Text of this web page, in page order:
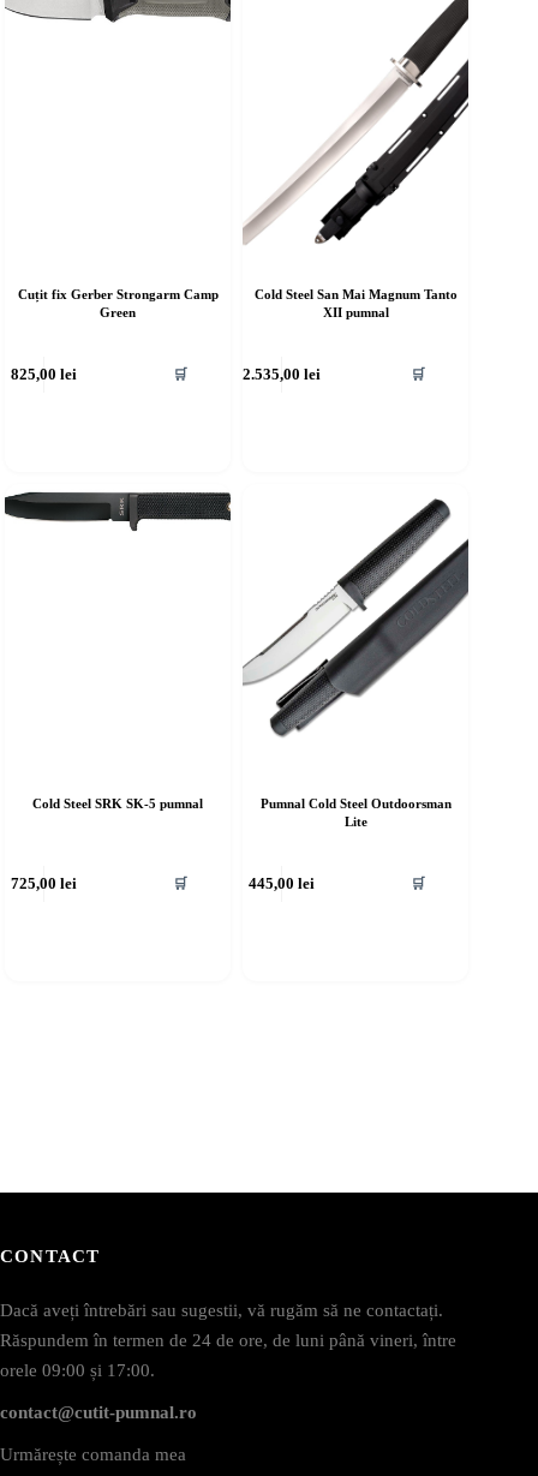
Cuțit fix Gerber Strongarm Camp
Green
825,00 lei 🛒
Cold Steel San Mai Magnum Tanto
XII pumnal
2.535,00 lei 🛒
Cold Steel SRK SK-5 pumnal
725,00 lei 🛒
Pumnal Cold Steel Outdoorsman
Lite
445,00 lei 🛒
CONTACT
Dacă aveți întrebări sau sugestii, vă rugăm să ne contactați.
Răspundem în termen de 24 de ore, de luni până vineri, între
orele 09:00 și 17:00.
contact@cutit-pumnal.ro
Urmărește comanda mea